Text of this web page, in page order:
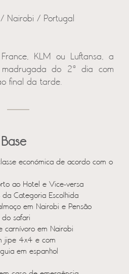
Nairobi / Portugal
KLM ou Luftansa, a
do 2ª dia com
final da tarde.
económica de acordo com o
ao Hotel e Vice-versa
Categoria Escolhida
em Nairobi e Pensão
safari
carnívoro em Nairobi
jipe 4x4 e com
em espanhol